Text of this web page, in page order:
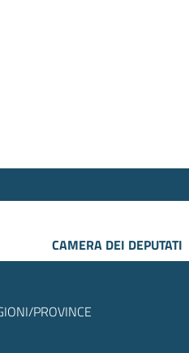
CAMERA DEI DEPUTATI
PROVINCE